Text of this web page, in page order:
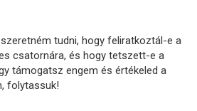
tudni, hogy feliratkoztál-e a
csatornára, és hogy tetszett-e a
támogatsz engem és értékeled a
folytassuk!